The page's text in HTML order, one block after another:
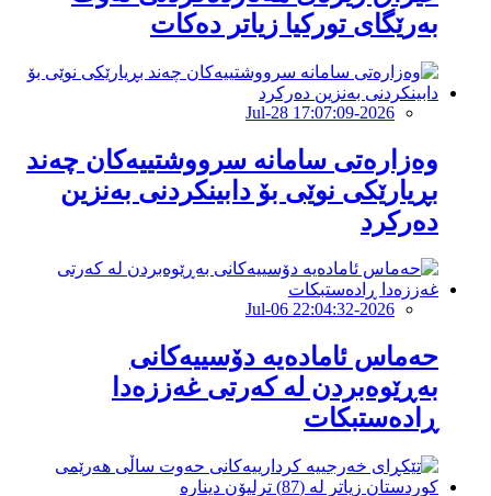
بەرێگای تورکیا زیاتر دەکات
2026-Jul-28 17:07:09
وەزارەتی سامانە سرووشتییەکان چەند
بڕیارێکی نوێی بۆ دابینکردنی بەنزین
دەرکرد
2026-Jul-06 22:04:32
حەماس ئامادەیە دۆسییەکانی
بەڕێوەبردن لە کەرتی غەززەدا
ڕادەستبکات